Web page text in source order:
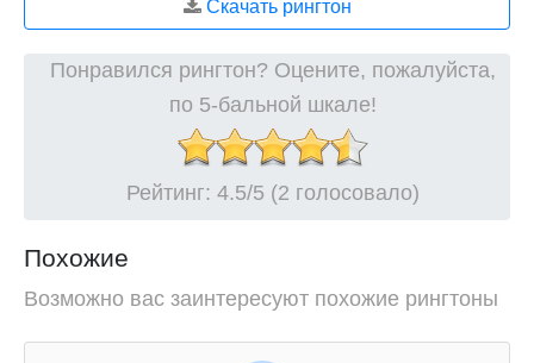
Скачать рингтон
Понравился рингтон? Оцените, пожалуйста,
по 5-бальной шкале!
Рейтинг: 4.5/5 (2 голосовало)
Похожие
Возможно вас заинтересуют похожие рингтоны